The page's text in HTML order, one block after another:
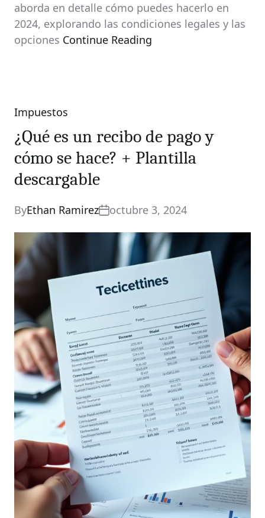
aborda en detalle cómo puedes hacerlo en
2024, explorando las condiciones legales y las
opciones Continue Reading
Categories
Impuestos
¿Qué es un recibo de pago y
cómo se hace? + Plantilla
descargable
ByEthan Ramirez octubre 3, 2024